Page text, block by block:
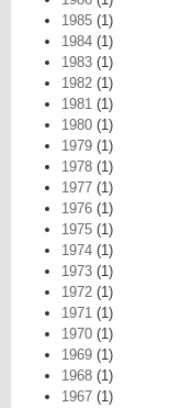
1985 (1)
1984 (1)
1983 (1)
1982 (1)
1981 (1)
1980 (1)
1979 (1)
1978 (1)
1977 (1)
1976 (1)
1975 (1)
1974 (1)
1973 (1)
1972 (1)
1971 (1)
1970 (1)
1969 (1)
1968 (1)
1967 (1)